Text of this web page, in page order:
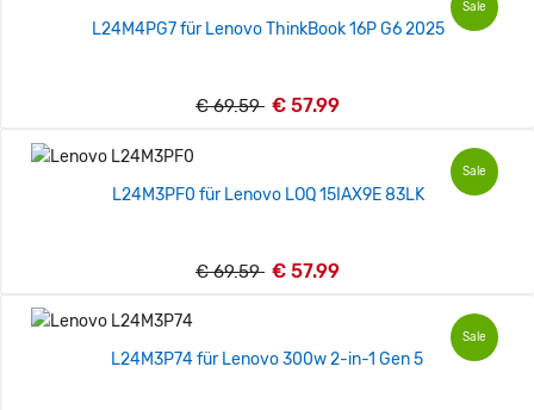
Sale
L24M4PG7 für Lenovo ThinkBook 16P G6 2025
€ 69.59 € 57.99
Sale
L24M3PF0 für Lenovo LOQ 15IAX9E 83LK
€ 69.59 € 57.99
Sale
L24M3P74 für Lenovo 300w 2-in-1 Gen 5